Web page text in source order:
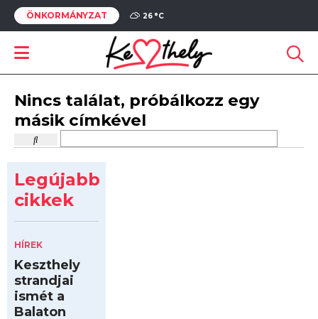
ÖNKORMÁNYZAT 26 °C
Nincs találat, próbálkozz egy
másik címkével
Legújabb
cikkek
HÍREK
Keszthely
strandjai
ismét a
Balaton